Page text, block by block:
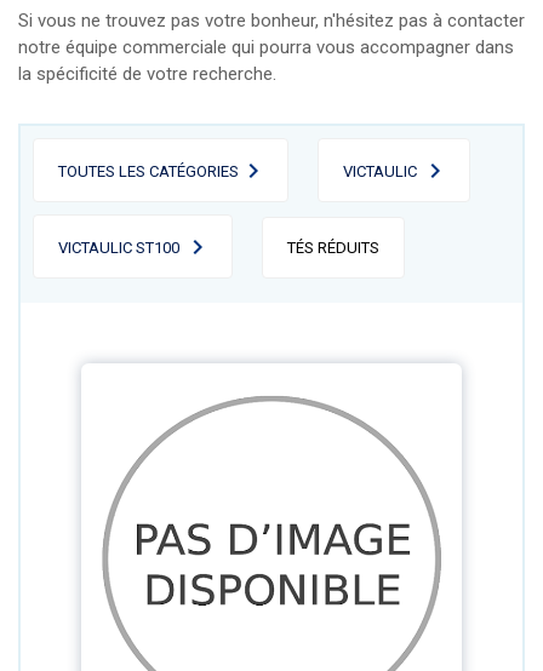
Si vous ne trouvez pas votre bonheur, n'hésitez pas à contacter
notre équipe commerciale qui pourra vous accompagner dans
la spécificité de votre recherche.
TOUTES LES CATÉGORIES VICTAULIC
VICTAULIC ST100 TÉS RÉDUITS